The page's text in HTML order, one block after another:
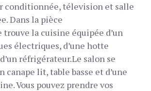
conditionnée, télevision et salle
Dans la pièce
la cuisine équipée d’un
électriques, d’une hotte
réfrigérateur.Le salon se
canape lit, table basse et d’une
Vous pouvez prendre vos